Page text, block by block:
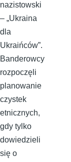
nazistowski
– „Ukraina
dla
Ukraińców”.
Banderowcy
rozpoczęli
planowanie
czystek
etnicznych,
gdy tylko
dowiedzieli
się o